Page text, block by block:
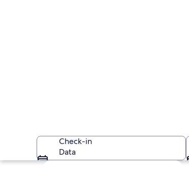
Check-in
Data
Explorar mapa